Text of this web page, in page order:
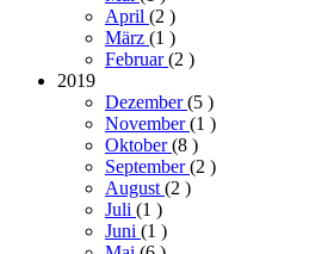
April (2 )
März (1 )
Februar(2 )
2019
Dezember(5 )
November(1 )
Oktober(8 )
September(2 )
August (2 )
Juli (1 )
Juni (1 )